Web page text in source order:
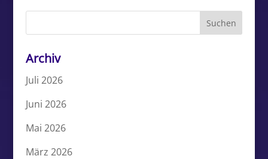
Archiv
Juli 2026
Juni 2026
Mai 2026
März 2026